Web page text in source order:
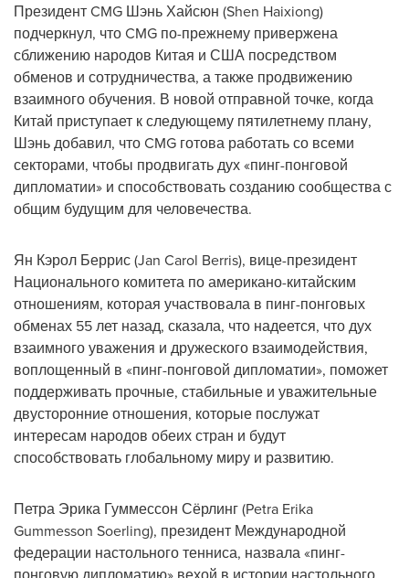
Президент CMG Шэнь Хайсюн (Shen Haixiong)
подчеркнул, что CMG по-прежнему привержена
сближению народов Китая и США посредством
обменов и сотрудничества, а также продвижению
взаимного обучения. В новой отправной точке, когда
Китай приступает к следующему пятилетнему плану,
Шэнь добавил, что CMG готова работать со всеми
секторами, чтобы продвигать дух «пинг-понговой
дипломатии» и способствовать созданию сообщества с
общим будущим для человечества.
Ян Кэрол Беррис (Jan Carol Berris), вице-президент
Национального комитета по американо-китайским
отношениям, которая участвовала в пинг-понговых
обменах 55 лет назад, сказала, что надеется, что дух
взаимного уважения и дружеского взаимодействия,
воплощенный в «пинг-понговой дипломатии», поможет
поддерживать прочные, стабильные и уважительные
двусторонние отношения, которые послужат
интересам народов обеих стран и будут
способствовать глобальному миру и развитию.
Петра Эрика Гуммессон Сёрлинг (Petra Erika
Gummesson Soerling), президент Международной
федерации настольного тенниса, назвала «пинг-